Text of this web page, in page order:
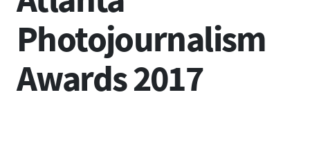
Photojournalism
Awards 2017